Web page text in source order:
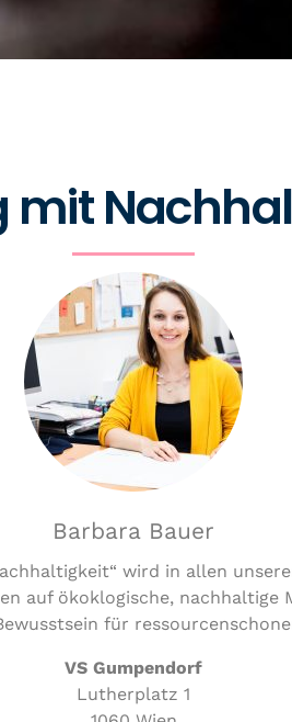
mit
Barbara Bauer
wird in allen
auf ökoklogische, nachhaltige
für
VS Gumpendorf
Lutherplatz 1